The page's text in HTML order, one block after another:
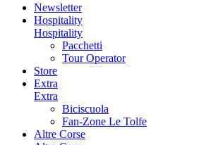
Newsletter
Hospitality
Hospitality
Pacchetti
Tour Operator
Store
Extra
Extra
Biciscuola
Fan-Zone Le Tolfe
Altre Corse